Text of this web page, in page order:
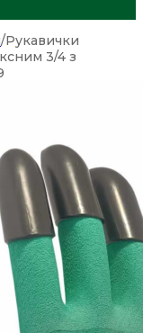
/Рукавички
3/4 з